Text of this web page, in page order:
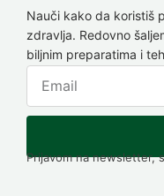
Nauči kako da koristiš
zdravlja. Redovno
biljnim preparatima i
Prijavom na newsletter,